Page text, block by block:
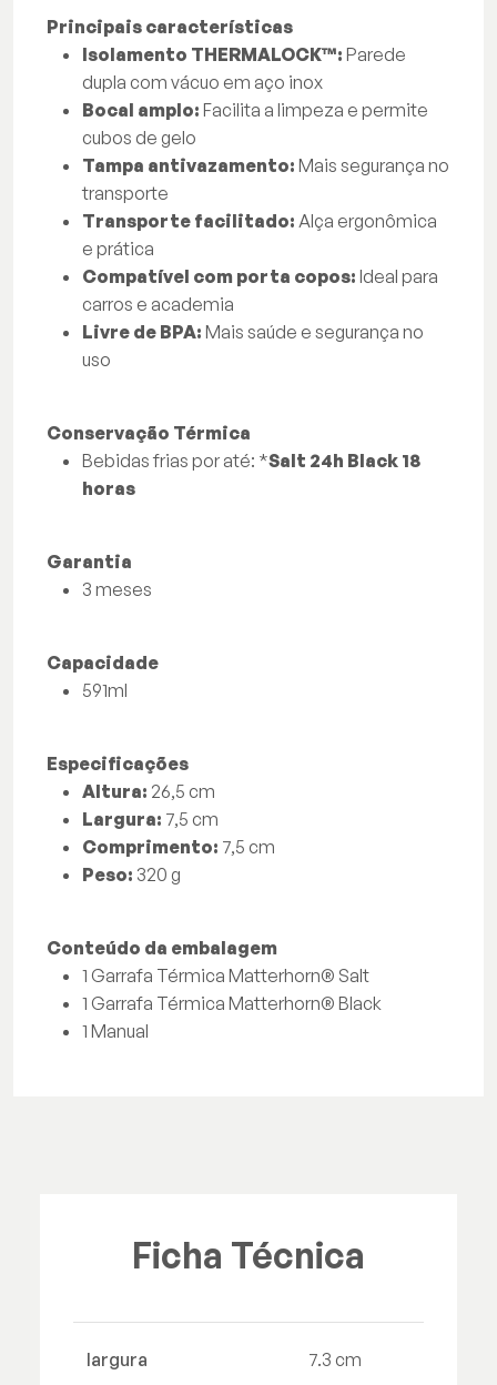
Principais características
Isolamento THERMALOCK™: Parede
dupla com vácuo em aço inox
Bocal amplo: Facilita a limpeza e permite
cubos de gelo
Tampa antivazamento: Mais segurança no
transporte
Transporte facilitado: Alça ergonômica
e prática
Compatível com porta copos: Ideal para
carros e academia
Livre de BPA: Mais saúde e segurança no
uso
Conservação Térmica
Bebidas frias por até: *Salt 24h Black 18
horas
Garantia
3 meses
Capacidade
591ml
Especificações
Altura: 26,5 cm
Largura: 7,5 cm
Comprimento: 7,5 cm
Peso: 320 g
Conteúdo da embalagem
1 Garrafa Térmica Matterhorn® Salt
1 Garrafa Térmica Matterhorn® Black
1 Manual
Ficha Técnica
largura 7.3 cm